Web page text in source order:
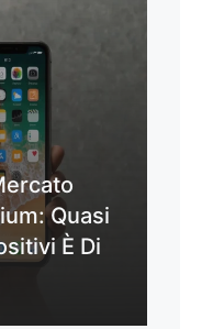
Quasi
È Di